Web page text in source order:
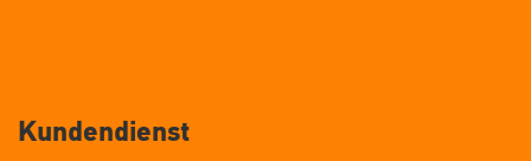
Kundendienst